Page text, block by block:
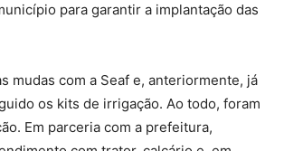
para garantir a implantação das
mudas com a Seaf e, anteriormente, já
os kits de irrigação. Ao todo, foram
Em parceria com a prefeitura,